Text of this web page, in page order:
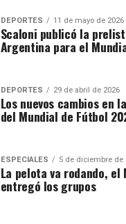
DEPORTES 11 de mayo de 2026
Scaloni publicó la
Argentina para el
DEPORTES 29 de abril de 2026
Los nuevos cambios en
del Mundial de Fútbol
ESPECIALES 5 de diciembre de
La pelota va rodando, el
entregó los grupos